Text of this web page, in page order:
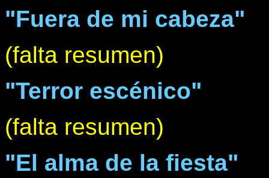
"Fuera de mi cabeza"
(falta resumen)
"Terror escénico"
(falta resumen)
"El alma de la fiesta"